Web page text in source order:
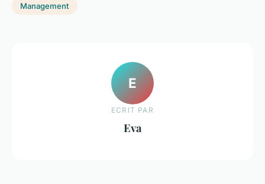
Management
E
ECRIT PAR
Eva